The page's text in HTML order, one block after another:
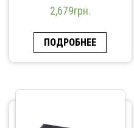
2,679грн.
ПОДРОБНЕЕ